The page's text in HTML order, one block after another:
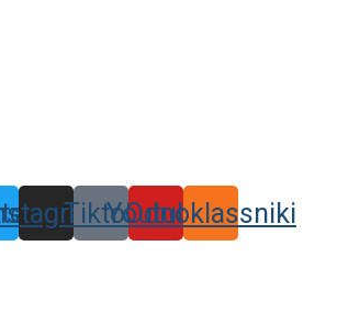
TiktokYoutube
Odnoklassniki